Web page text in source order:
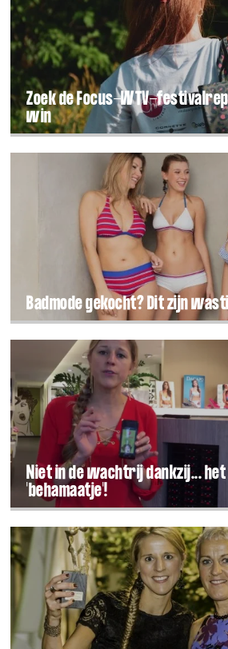
Zoek de Focus-WTV-
win
Badmode gekocht? Dit zijn
Niet in de wachtrij dankzij... het
'behamaatje'!